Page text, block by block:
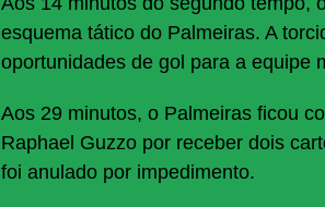
esquema tático do Palmeiras. A
oportunidades de gol para a equipe
Aos 29 minutos, o Palmeiras ficou
Raphael Guzzo por receber dois
foi anulado por impedimento.